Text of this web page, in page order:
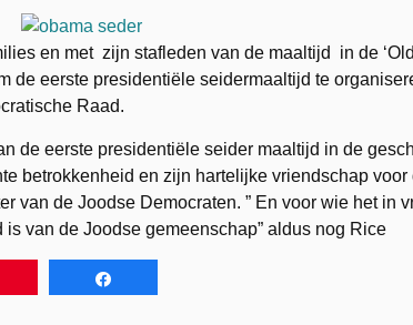
en met zijn stafleden van de maaltijd in de
de eerste presidentiële seidermaaltijd te
Raad.
de eerste presidentiële seider maaltijd in de
betrokkenheid en zijn hartelijke vriendschap
van de Joodse Democraten. ” En voor wie het in
is van de Joodse gemeenschap” aldus nog Rice